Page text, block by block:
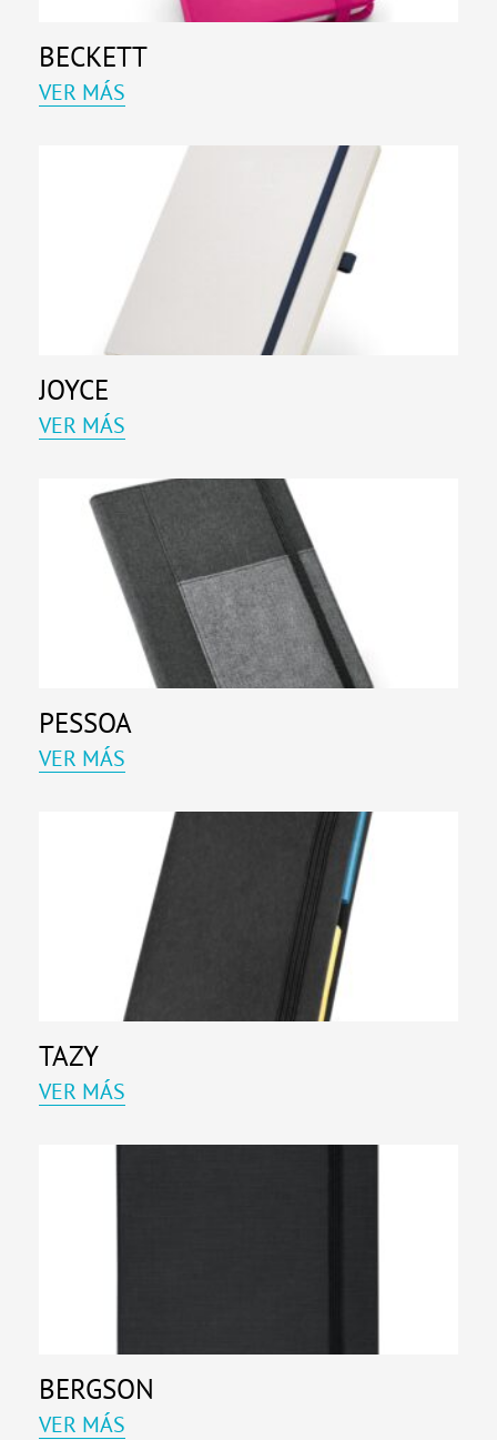
BECKETT
VER MÁS
JOYCE
VER MÁS
PESSOA
VER MÁS
TAZY
VER MÁS
BERGSON
VER MÁS